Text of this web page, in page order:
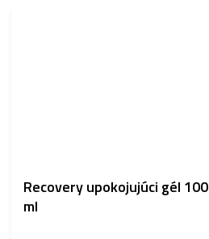
Recovery upokojujúci gél 100
ml